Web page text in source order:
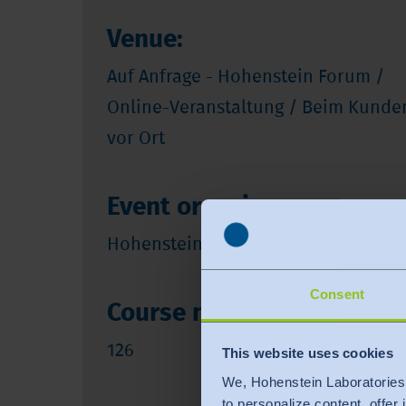
Consent
This website uses cookies
We, Hohenstein
Venue:
Auf Anfrage - Hohenstein Forum /
Online-Veranstaltung / Beim
vor Ort
Event organizer:
Hohenstein
Course number:
126